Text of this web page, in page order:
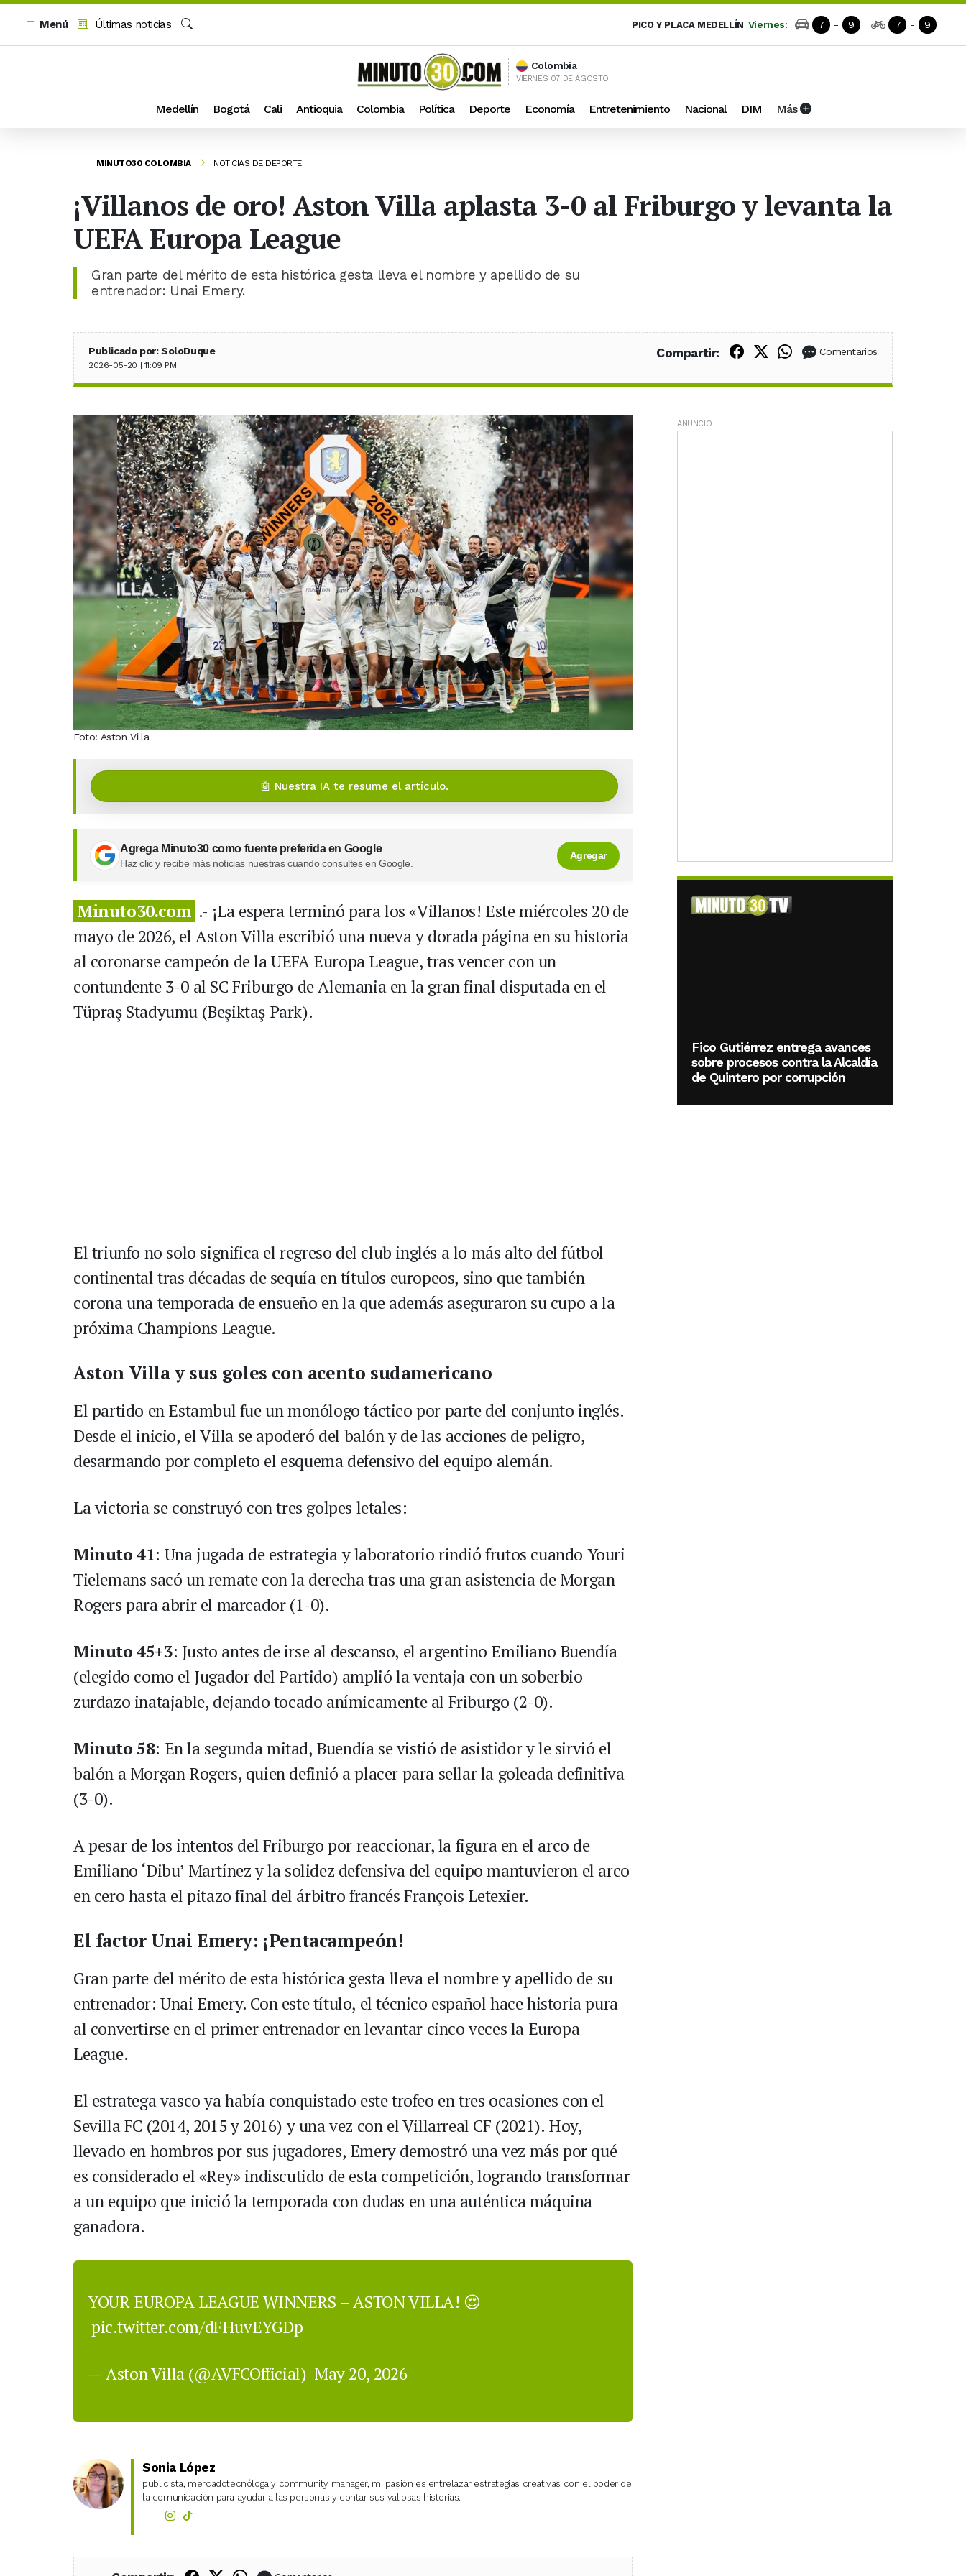
Menú
Últimas noticias
PICO Y PLACA MEDELLÍN Viernes: 7 - 9 7 - 9
Colombia
VIERNES 07 DE AGOSTO
Medellín Bogotá Cali Antioquia Colombia Política Deporte Economía Entretenimiento Nacional DIM Más
MINUTO30 COLOMBIA NOTICIAS DE DEPORTE
¡Villanos de oro! Aston Villa aplasta 3-0 al Friburgo y levanta la
UEFA Europa League
Gran parte del mérito de esta histórica gesta lleva el nombre y apellido de su
entrenador: Unai Emery.
Publicado por: SoloDuque
2026-05-20 | 11:09 PM
Compartir: Compartir en Facebook
Compartir en X (Twitter)
Compartir en WhatsApp
Comentarios
Foto: Aston Villa
🤖 Nuestra IA te resume el artículo.
Agrega Minuto30 como fuente preferida en Google
Haz clic y recibe más noticias nuestras cuando consultes en Google.
Agregar
Minuto30.com .- ¡La espera terminó para los «Villanos! Este miércoles 20 de
mayo de 2026, el Aston Villa escribió una nueva y dorada página en su historia
al coronarse campeón de la UEFA Europa League, tras vencer con un
contundente 3-0 al SC Friburgo de Alemania en la gran final disputada en el
Tüpraş Stadyumu (Beşiktaş Park).
El triunfo no solo significa el regreso del club inglés a lo más alto del fútbol
continental tras décadas de sequía en títulos europeos, sino que también
corona una temporada de ensueño en la que además aseguraron su cupo a la
próxima Champions League.
Aston Villa y sus goles con acento sudamericano
El partido en Estambul fue un monólogo táctico por parte del conjunto inglés.
Desde el inicio, el Villa se apoderó del balón y de las acciones de peligro,
desarmando por completo el esquema defensivo del equipo alemán.
La victoria se construyó con tres golpes letales:
Minuto 41: Una jugada de estrategia y laboratorio rindió frutos cuando Youri
Tielemans sacó un remate con la derecha tras una gran asistencia de Morgan
Rogers para abrir el marcador (1-0).
Minuto 45+3: Justo antes de irse al descanso, el argentino Emiliano Buendía
(elegido como el Jugador del Partido) amplió la ventaja con un soberbio
zurdazo inatajable, dejando tocado anímicamente al Friburgo (2-0).
Minuto 58: En la segunda mitad, Buendía se vistió de asistidor y le sirvió el
balón a Morgan Rogers, quien definió a placer para sellar la goleada definitiva
(3-0).
A pesar de los intentos del Friburgo por reaccionar, la figura en el arco de
Emiliano ‘Dibu’ Martínez y la solidez defensiva del equipo mantuvieron el arco
en cero hasta el pitazo final del árbitro francés François Letexier.
El factor Unai Emery: ¡Pentacampeón!
Gran parte del mérito de esta histórica gesta lleva el nombre y apellido de su
entrenador: Unai Emery. Con este título, el técnico español hace historia pura
al convertirse en el primer entrenador en levantar cinco veces la Europa
League.
El estratega vasco ya había conquistado este trofeo en tres ocasiones con el
Sevilla FC (2014, 2015 y 2016) y una vez con el Villarreal CF (2021). Hoy,
llevado en hombros por sus jugadores, Emery demostró una vez más por qué
es considerado el «Rey» indiscutido de esta competición, logrando transformar
a un equipo que inició la temporada con dudas en una auténtica máquina
ganadora.
YOUR EUROPA LEAGUE WINNERS – ASTON VILLA! 😍
pic.twitter.com/dFHuvEYGDp
— Aston Villa (@AVFCOfficial) May 20, 2026
Sonia López
publicista, mercadotecnóloga y community manager, mi pasión es entrelazar estrategias creativas con el poder de
la comunicación para ayudar a las personas y contar sus valiosas historias.
ANUNCIO
Fico Gutiérrez entrega avances
sobre procesos contra la Alcaldía
de Quintero por corrupción